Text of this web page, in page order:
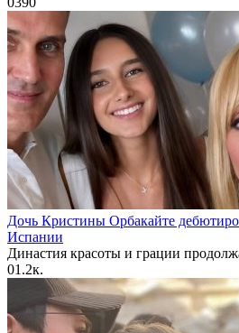
Дочь Кристины Орбакайте
Испании
Династия красоты и грации
01.2к.